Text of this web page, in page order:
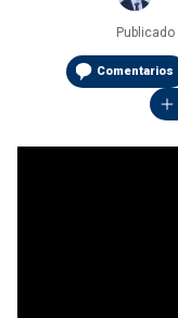
Publicado
Comentarios